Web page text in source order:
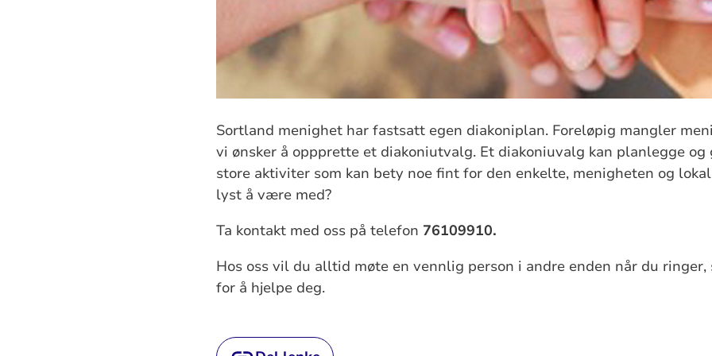
Sortland menighet har fastsatt egen diakoniplan. Foreløpig mangler
vi ønsker å oppprette et diakoniutvalg. Et diakoniuvalg kan planlegge og
store aktiviter som kan bety noe fint for den enkelte, menigheten og
lyst å være med?
Ta kontakt med oss på telefon 76109910.
Hos oss vil du alltid møte en vennlig person i andre enden når du
for å hjelpe deg.